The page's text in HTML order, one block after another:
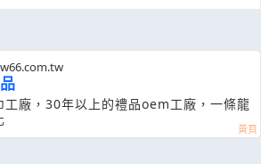
工廠，30年以上的禮品oem工廠，一條龍